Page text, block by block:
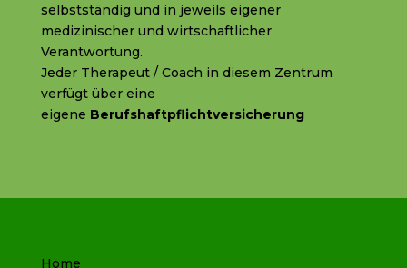
selbstständig und in jeweils eigener
medizinischer und wirtschaftlicher
Verantwortung.
Jeder Therapeut / Coach in diesem Zentrum
verfügt über eine
eigene Berufshaftpflichtversicherung
Home